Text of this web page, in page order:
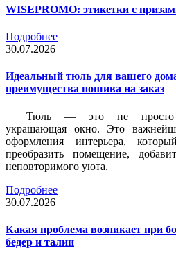
WISEPROMO: этикетки с
Подробнее
30.07.2026
Идеальный тюль для вашего
преимущества пошива на заказ
Тюль — это не просто
украшающая окно. Это
оформления интерьера,
преобразить помещение,
неповторимого уюта.
Подробнее
30.07.2026
Какая проблема возникает при
бедер и талии